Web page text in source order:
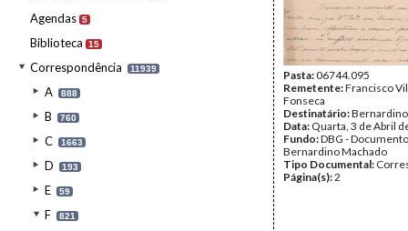
Agendas 5
Biblioteca 15
Correspondência 11939
A 888
B 760
C 1663
D 193
E 59
F 821
Pasta:06744.095
Remetente:Francisco
Fonseca
Destinatário:
Data: Quarta, 3 de Abril
Fundo:DBG -
Bernardino Machado
Tipo Documental:
Página(s):2